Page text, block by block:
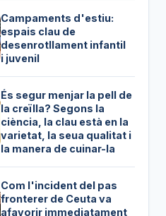
Campaments d'estiu:
espais clau de
desenrotllament infantil
i juvenil
És segur menjar la pell de
la creïlla? Segons la
ciència, la clau està en la
varietat, la seua qualitat i
la manera de cuinar-la
Com l'incident del pas
fronterer de Ceuta va
afavorir immediatament